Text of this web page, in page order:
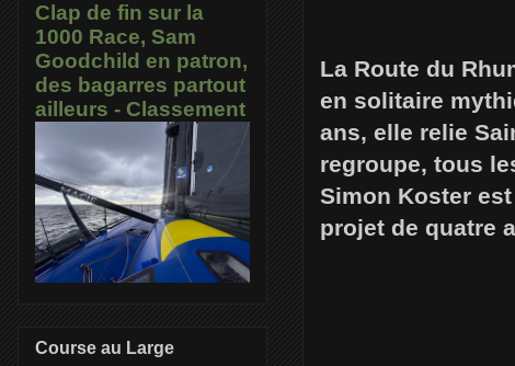
La Route du
en solitaire
ans, elle relie
regroupe, tous
Simon Koster
projet de quatre
Clap de fin sur la
1000 Race, Sam
Goodchild en patron,
des bagarres partout
ailleurs - Classement
Course au Large